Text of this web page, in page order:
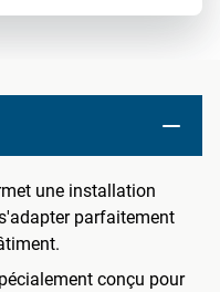
une installation
parfaitement
conçu pour